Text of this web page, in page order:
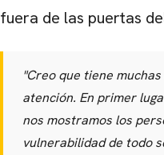
fuera de las puertas
"Creo que tiene
atención. En primer
nos mostramos los
vulnerabilidad de todo